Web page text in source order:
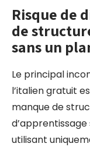
Risque de
de
sans un
Le principal
l’italien gratuit
manque de
d’apprentissage
utilisant